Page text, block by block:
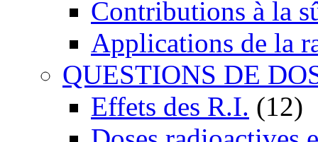
Contributions à la
Applications de la
QUESTIONS DE
Effets des R.I. (12)